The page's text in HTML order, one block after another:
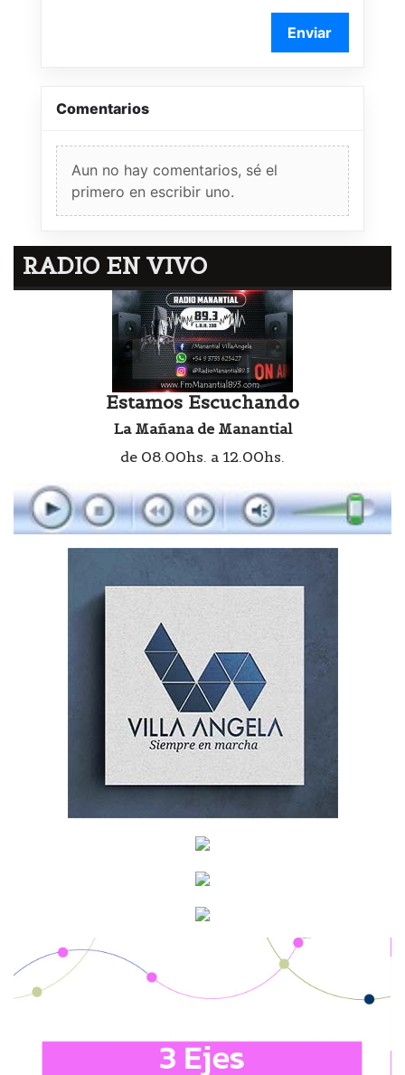
Enviar
Comentarios
Aun no hay comentarios, sé el
primero en escribir uno.
RADIO EN VIVO
Estamos Escuchando
La Mañana de Manantial
de 08.00hs. a 12.00hs.